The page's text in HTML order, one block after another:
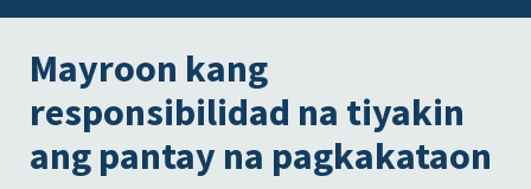
Mayroon kang
responsibilidad na tiyakin
ang pantay na pagkakataon